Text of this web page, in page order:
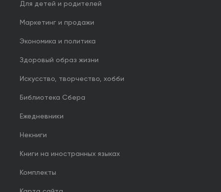
Для детей и родителей
Маркетинг и продажи
Экономика и политика
Здоровый образ жизни
Искусство, творчество, хобби
Библиотека Сбера
Ежедневники
Некниги
Книги на иностранных языках
Комплекты